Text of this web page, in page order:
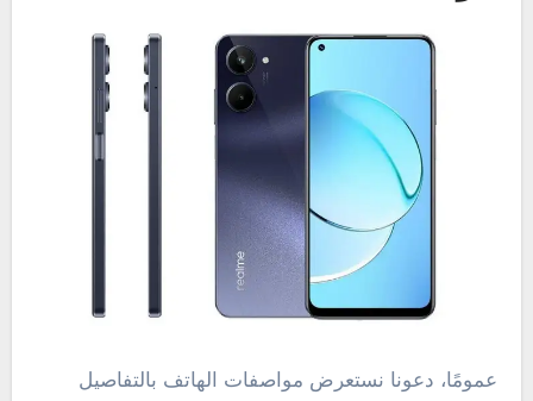
عمومًا، دعونا نستعرض مواصفات الهاتف بالتفاصيل